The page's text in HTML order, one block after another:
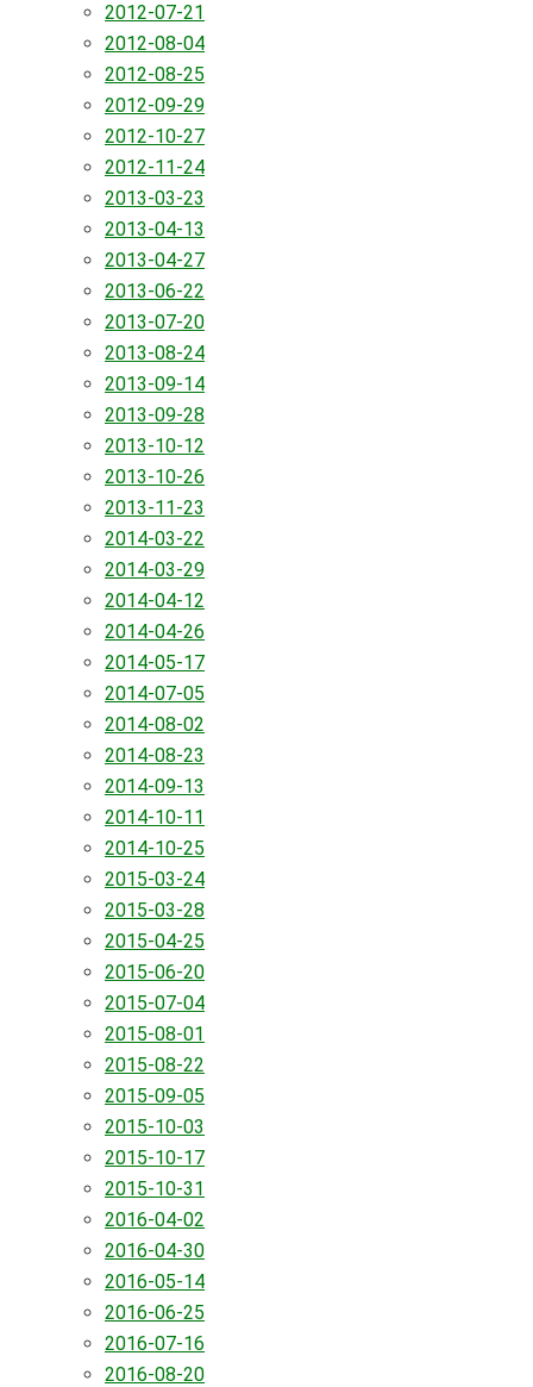
2012-07-21
2012-08-04
2012-08-25
2012-09-29
2012-10-27
2012-11-24
2013-03-23
2013-04-13
2013-04-27
2013-06-22
2013-07-20
2013-08-24
2013-09-14
2013-09-28
2013-10-12
2013-10-26
2013-11-23
2014-03-22
2014-03-29
2014-04-12
2014-04-26
2014-05-17
2014-07-05
2014-08-02
2014-08-23
2014-09-13
2014-10-11
2014-10-25
2015-03-24
2015-03-28
2015-04-25
2015-06-20
2015-07-04
2015-08-01
2015-08-22
2015-09-05
2015-10-03
2015-10-17
2015-10-31
2016-04-02
2016-04-30
2016-05-14
2016-06-25
2016-07-16
2016-08-20